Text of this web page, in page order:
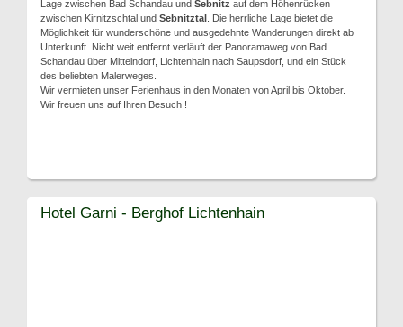
Lage zwischen Bad Schandau und Sebnitz auf dem Höhenrücken
zwischen Kirnitzschtal und Sebnitztal . Die herrliche Lage bietet die
Möglichkeit für wunderschöne und ausgedehnte Wanderungen direkt ab
Unterkunft. Nicht weit entfernt verläuft der Panoramaweg von Bad
Schandau über Mittelndorf, Lichtenhain nach Saupsdorf, und ein Stück
des beliebten Malerweges.
Wir vermieten unser Ferienhaus in den Monaten von April bis Oktober.
Wir freuen uns auf Ihren Besuch !
Hotel Garni - Berghof Lichtenhain